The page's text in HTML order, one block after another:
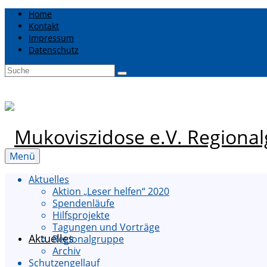
Home
Kontakt
Impressum
Datenschutz
Suche
Aktuelles
Menü
Aktuelles
Aktion „Leser helfen“ 2020
Spendenläufe
Hilfsprojekte
Tagungen und Vorträge
Regionalgruppe
Archiv
Schutzengellauf